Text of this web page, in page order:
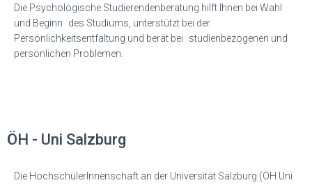
Die Psychologische Studierendenberatung hilft Ihnen bei Wahl
und Beginn des Studiums, unterstützt bei der
Persönlichkeitsentfaltung und berät bei studienbezogenen und
persönlichen Problemen.
ÖH - Uni Salzburg
Die HochschülerInnenschaft an der Universität Salzburg (ÖH Uni